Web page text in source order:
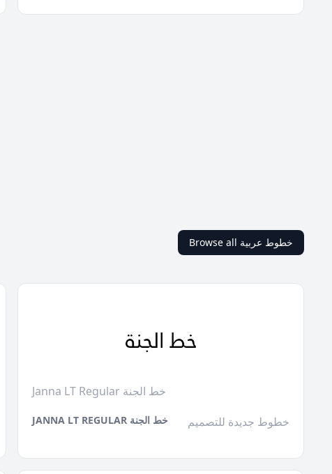
Browse all خطوط عربية
Janna LT Regular خط الجنة
JANNA LT REGULAR خط الجنة خطوط جديدة للتصميم